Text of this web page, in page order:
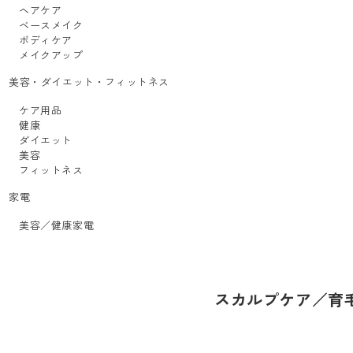
ヘアケア
ベースメイク
ボディケア
メイクアップ
美容・ダイエット・フィットネス
ケア用品
健康
ダイエット
美容
フィットネス
家電
美容／健康家電
スカルプケア／育